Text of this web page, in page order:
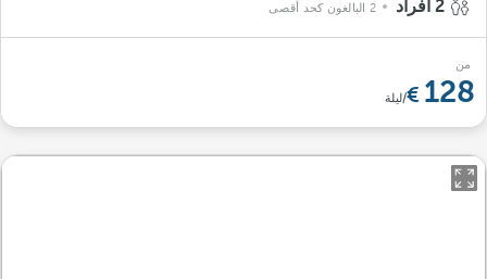
2 البالغون كحد أقصى
من
128 /ليلة